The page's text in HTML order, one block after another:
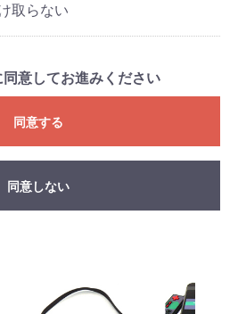
取らない
同意してお進みください
同意する
同意しない